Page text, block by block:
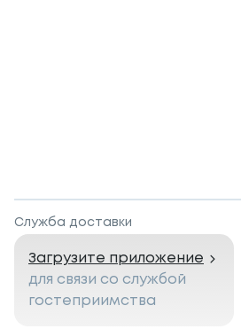
Служба доставки
Загрузите приложение
для связи со службой
гостеприимства